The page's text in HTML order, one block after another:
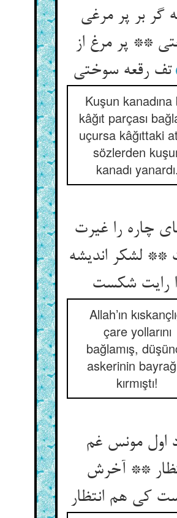
گر بر پر مرغی
** پر مرغ از
تف رقعه سوختی
Kuşun kanadına
kâğıt parçası
uçursa kâğıttaki
sözlerden
kanadı yanardı.
چاره را غیرت
** لشکر اندیشه
رایت شکست
Allah’ın
çare yollarını
bağlamış,
askerinin
kırmıştı!
اول مونس غم
** آخرش
کی هم انتظار